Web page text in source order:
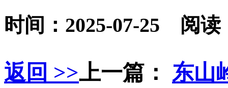
时间：2025-07-25 阅读
返回 >>上一篇：
东山